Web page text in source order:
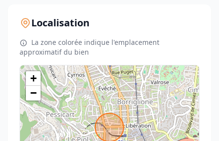
Localisation
La zone colorée indique l'emplacement
approximatif du bien
+
−